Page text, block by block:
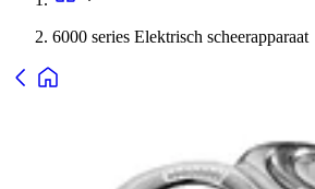
6000 series Elektrisch scheerapparaat